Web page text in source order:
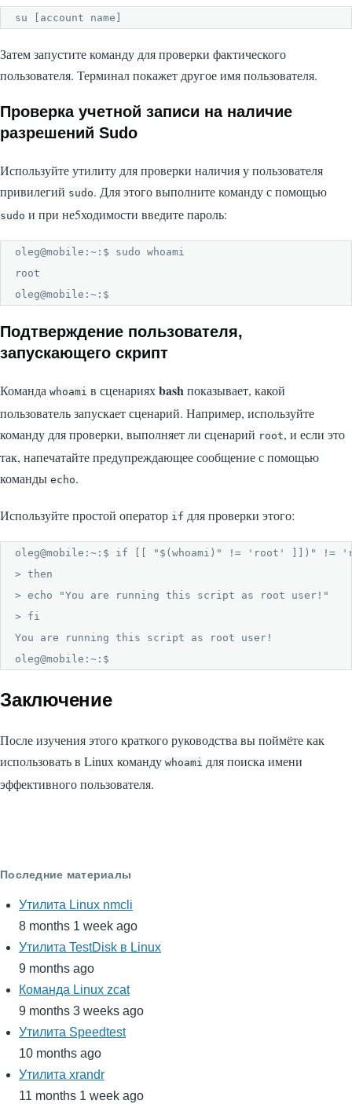
su [account name]
Затем запустите команду для проверки фактического
пользователя. Терминал покажет другое имя пользователя.
Проверка учетной записи на наличие
разрешений Sudo
Используйте утилиту для проверки наличия у пользователя
привилегий sudo. Для этого выполните команду с помощью
sudo и при не5ходимости введите пароль:
oleg@mobile:~:$ sudo whoami
root
oleg@mobile:~:$
Подтверждение пользователя,
запускающего скрипт
Команда whoami в сценарияхbashпоказывает, какой
пользователь запускает сценарий. Например, используйте
команду для проверки, выполняет ли сценарий root, и если это
так, напечатайте предупреждающее сообщение с помощью
команды echo.
Используйте простой оператор if для проверки этого:
oleg@mobile:~:$ if [[ "$(whoami)" != 'root' ]])" !=
> then
> echo "You are running this script as root user!"
> fi
You are running this script as root user!
oleg@mobile:~:$
Заключение
После изучения этого краткого руководства вы поймёте как
использовать в Linux команду whoami для поиска имени
эффективного пользователя.
Последние материалы
Утилита Linux nmcli
8 months 1 week ago
Утилита TestDisk в Linux
9 months ago
Команда Linux zcat
9 months 3 weeks ago
Утилита Speedtest
10 months ago
Утилита xrandr
11 months 1 week ago